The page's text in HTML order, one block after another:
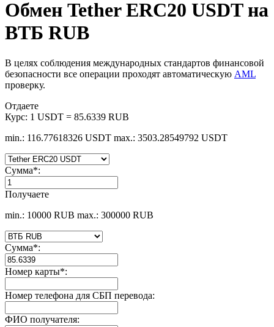
Обмен Tether ERC20 USDT на
ВТБ RUB
В целях соблюдения международных стандартов финансовой
безопасности все операции проходят автоматическую AML
проверку.
Отдаете
Курс: 1 USDT = 85.6339 RUB
min.: 116.77618326 USDT max.: 3503.28549792 USDT
Сумма*:
Получаете
min.: 10000 RUB max.: 300000 RUB
Сумма*:
Номер карты*:
Номер телефона для СБП перевода:
ФИО получателя: